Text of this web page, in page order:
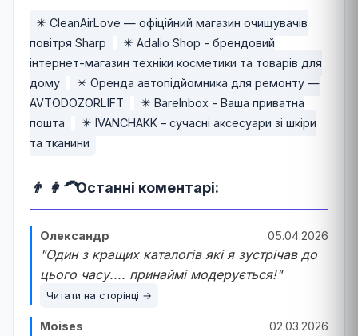
✴️ CleanAirLove — офіційний магазин очищувачів
повітря Sharp
✴️ Adalio Shop - брендовий
інтернет-магазин техніки косметики та товарів для
дому
✴️ Оренда автопідйомника для ремонту —
AVTODOZORLIFT
✴️ BareInbox - Ваша приватна
пошта
✴️ IVANCHAKK – сучасні аксесуари зі шкіри
та тканини
👨 👩‍🦱Останні коментарі:
Олександр 05.04.2026
"Один з кращих каталогів які я зустрічав до
цього часу.... принаймі модерується!"
Читати на сторінці →
Moises 02.03.2026